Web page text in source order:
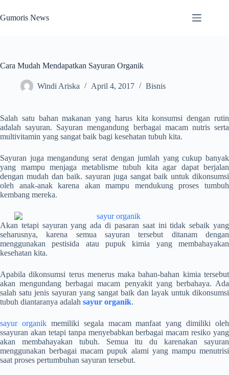
to
content
Gumoris News
Cara Mudah Mendapatkan Sayuran Organik
Windi Ariska April 4, 2017 Bisnis
Salah satu bahan makanan yang harus kita konsumsi dengan rutin
adalah sayuran. Sayuran mengandung berbagai macam nutris serta
multivitamin yang sangat baik bagi kesehatan tubuh kita.
Sayuran juga mengandung serat dengan jumlah yang cukup banyak
yang mampu menjaga metablisme tubuh kita agar dapat berjalan
dengan mudah dan baik. sayuran juga sangat baik untuk dikonsumsi
oleh anak-anak karena akan mampu mendukung proses tumbuh
kembang mereka.
Akan tetapi sayuran yang ada di pasaran saat ini tidak sebaik yang
seharusnya, karena semua sayuran tersebut ditanam dengan
menggunakan pestisida atau pupuk kimia yang membahayakan
kesehatan kita.
Apabila dikonsumsi terus menerus maka bahan-bahan kimia tersebut
akan mengundang berbagai macam penyakit yang berbahaya. Ada
salah satu jenis sayuran yang sangat baik dan layak untuk dikonsumsi
tubuh diantaranya adalah sayur organik.
sayur organik memiliki segala macam manfaat yang dimiliki oleh
ssayuran akan tetapi tanpa menyebabkan berbagai macam resiko yang
akan membahayakan tubuh. Semua itu du karenakan sayuran
menggunakan berbagai macam pupuk alami yang mampu menutrisi
saat proses pertumbuhan sayuran tersebut.